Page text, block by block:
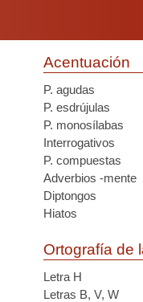
Acentuación
P. agudas
P. esdrújulas
P. monosílabas
Interrogativos
P. compuestas
Adverbios -mente
Diptongos
Hiatos
Ortografía de
Letra H
Letras B, V, W